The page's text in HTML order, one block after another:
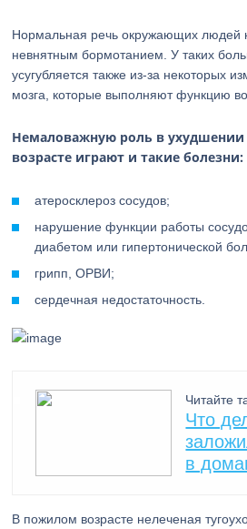
Нормальная речь окружающих людей
невнятным бормотанием. У таких
усугубляется также из-за некоторых
мозга, которые выполняют функцию
Немаловажную роль в
возрасте играют и такие болезни:
атеросклероз сосудов;
нарушение функции работы
диабетом или гипертонической
грипп, ОРВИ;
сердечная недостаточность.
Читайте
Что
в
В пожилом возрасте нелеченая